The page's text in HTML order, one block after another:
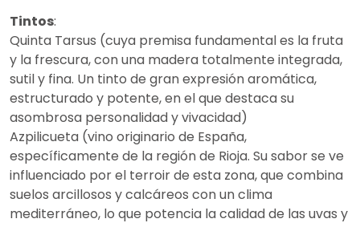
Tintos:
Quinta Tarsus (cuya premisa fundamental es la fruta
y la frescura, con una madera totalmente integrada,
sutil y fina. Un tinto de gran expresión aromática,
estructurado y potente, en el que destaca su
asombrosa personalidad y vivacidad)
Azpilicueta (vino originario de España,
específicamente de la región de Rioja. Su sabor se ve
influenciado por el terroir de esta zona, que combina
suelos arcillosos y calcáreos con un clima
mediterráneo, lo que potencia la calidad de las uvas y